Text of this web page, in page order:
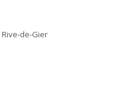
de-Gier